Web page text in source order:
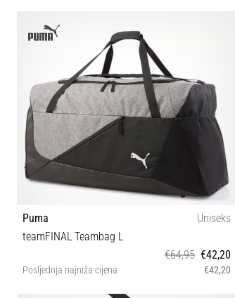
Puma
Uniseks
teamFINAL Teambag L
€64,95 €42,20
Posljednja najniža cijena €42,20